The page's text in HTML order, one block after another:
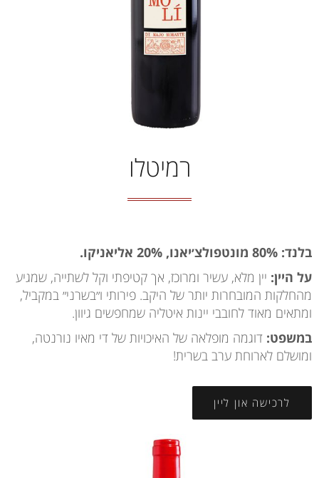
רמיטלו
בלנד: 80% מונטפולצ׳יאנו, 20% אליאניקו.
על היין: יין מלא, עשיר ומרוכז, אך קטיפתי וקל לשתייה, שמגיע
מהחלקות המובחרות יותר של היקב. פירותי ו״בשרני״ במקביל,
ומתאים מאוד לחובבי יינות איטליה שמחפשים גיוון.
במשפט: דוגמה מופלאה של האיכויות של די מאיו נורנטה,
ומושלם לארוחת ערב בשרית!
לרכישה און ליין